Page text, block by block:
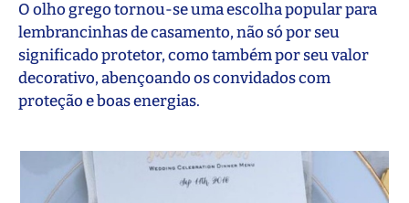
O olho grego tornou-se uma escolha popular para
lembrancinhas de casamento, não só por seu
significado protetor, como também por seu valor
decorativo, abençoando os convidados com
proteção e boas energias.